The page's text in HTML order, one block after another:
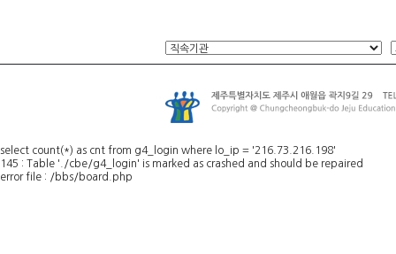
select count(*) as cnt from g4_login where lo_ip = '216.73.216.198'
145 : Table './cbe/g4_login' is marked as crashed and should be repaired
error file : /bbs/board.php